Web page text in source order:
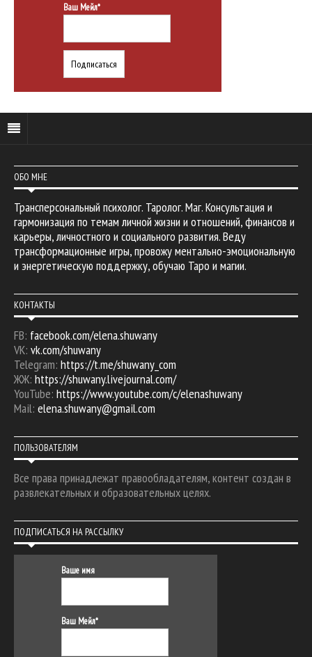
Ваш Мейл*
ОБО МНЕ
Трансперсональный психолог. Таролог. Маг. Консультация и
гармонизация по темам личной жизни и отношений, финансов и
карьеры, личностного и социального развития. Веду
трансформационные игры, провожу ментально-эмоциональную
и энергетическую поддержку, обучаю Таро и магии.
КОНТАКТЫ
FB: facebook.com/elena.shuwany
VK: vk.com/shuwany
Telegram: https://t.me/shuwany_com
ЖЖ: https://shuwany.livejournal.com/
YouTube: https://www.youtube.com/c/elenashuwany
Mail: elena.shuwany@gmail.com
ПОЛЬЗОВАТЕЛЯМ
Все права принадлежат правообладателям, контент создан в
развлекательных и образовательных целях.
ПОДПИСАТЬСЯ НА РАССЫЛКУ
Ваше имя
Ваш Мейл*